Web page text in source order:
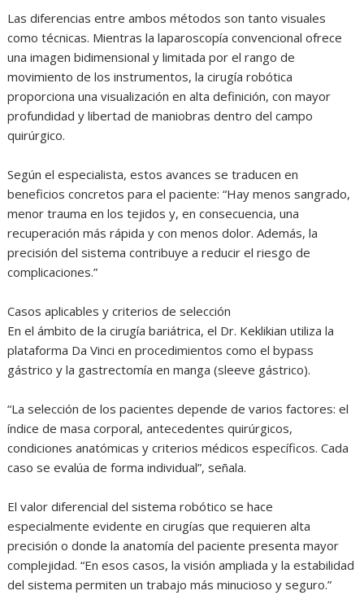
Las diferencias entre ambos métodos son tanto visuales
como técnicas. Mientras la laparoscopía convencional ofrece
una imagen bidimensional y limitada por el rango de
movimiento de los instrumentos, la cirugía robótica
proporciona una visualización en alta definición, con mayor
profundidad y libertad de maniobras dentro del campo
quirúrgico.
Según el especialista, estos avances se traducen en
beneficios concretos para el paciente: “Hay menos sangrado,
menor trauma en los tejidos y, en consecuencia, una
recuperación más rápida y con menos dolor. Además, la
precisión del sistema contribuye a reducir el riesgo de
complicaciones.”
Casos aplicables y criterios de selección
En el ámbito de la cirugía bariátrica, el Dr. Keklikian utiliza la
plataforma Da Vinci en procedimientos como el bypass
gástrico y la gastrectomía en manga (sleeve gástrico).
“La selección de los pacientes depende de varios factores: el
índice de masa corporal, antecedentes quirúrgicos,
condiciones anatómicas y criterios médicos específicos. Cada
caso se evalúa de forma individual”, señala.
El valor diferencial del sistema robótico se hace
especialmente evidente en cirugías que requieren alta
precisión o donde la anatomía del paciente presenta mayor
complejidad. “En esos casos, la visión ampliada y la estabilidad
del sistema permiten un trabajo más minucioso y seguro.”